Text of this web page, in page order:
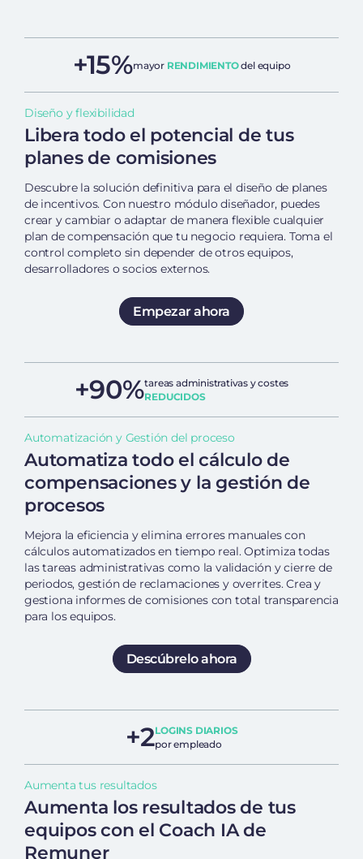
+15%mayor RENDIMIENTOdel equipo
Diseño y flexibilidad
Libera todo el potencial de tus
planes de comisiones
Descubre la solución definitiva para el diseño de planes
de incentivos. Con nuestro módulo diseñador, puedes
crear y cambiar o adaptar de manera flexible cualquier
plan de compensación que tu negocio requiera. Toma el
control completo sin depender de otros equipos,
desarrolladores o socios externos.
Empezar ahora
+90%tareas administrativas y costes
REDUCIDOS
Automatización y Gestión del proceso
Automatiza todo el cálculo de
compensaciones y la gestión de
procesos
Mejora la eficiencia y elimina errores manuales con
cálculos automatizados en tiempo real. Optimiza todas
las tareas administrativas como la validación y cierre de
periodos, gestión de reclamaciones y overrites. Crea y
gestiona informes de comisiones con total transparencia
para los equipos.
Descúbrelo ahora
+2LOGINS DIARIOS
por empleado
Aumenta tus resultados
Aumenta los resultados de tus
equipos con el Coach IA de
Remuner